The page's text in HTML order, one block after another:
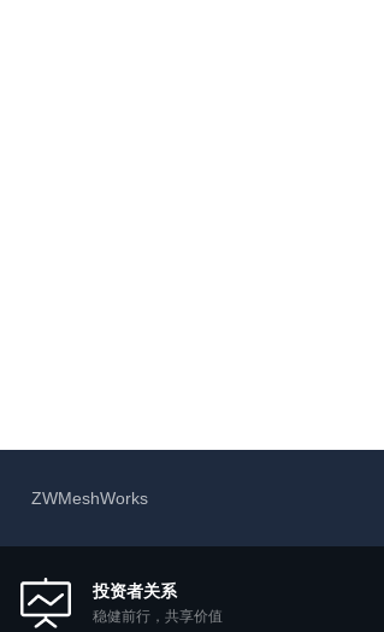
ZWMeshWorks
投资者关系
稳健前行，共享价值